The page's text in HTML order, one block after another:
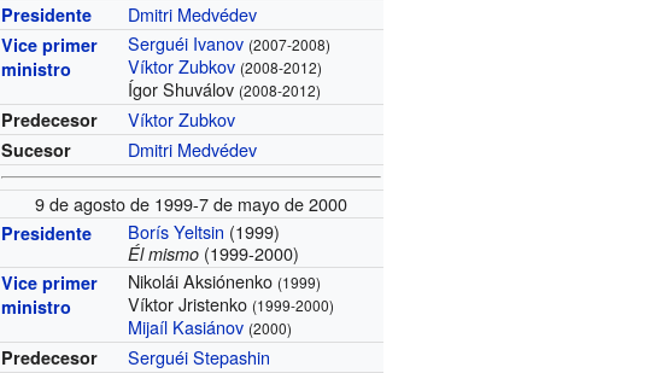
Presidente Dmitri Medvédev
Vice primer
ministro
Serguéi Ivanov (2007-2008)
Víktor Zubkov (2008-2012)
Ígor Shuválov (2008-2012)
Predecesor Víktor Zubkov
Sucesor Dmitri Medvédev
9 de agosto de 1999-7 de mayo de 2000
Presidente Borís Yeltsin (1999)
Él mismo (1999-2000)
Vice primer
ministro
Nikolái Aksiónenko (1999)
Víktor Jristenko (1999-2000)
Mijaíl Kasiánov (2000)
Predecesor Serguéi Stepashin